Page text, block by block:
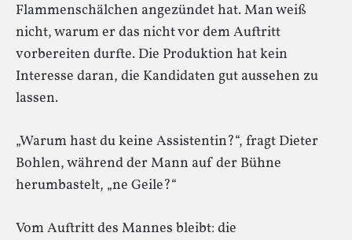
Flammenschälchen angezündet hat. Man weiß
nicht, warum er das nicht vor dem Auftritt
vorbereiten durfte. Die Produktion hat kein
Interesse daran, die Kandidaten gut aussehen zu
lassen.
„Warum hast du keine Assistentin?“, fragt Dieter
Bohlen, während der Mann auf der Bühne
herumbastelt, „ne Geile?“
Vom Auftritt des Mannes bleibt: die